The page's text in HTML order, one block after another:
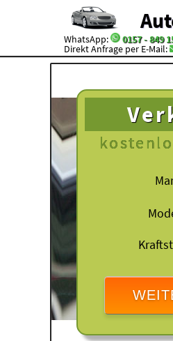
WhatsApp: 0157 - 849
Direkt Anfrage per E-Mail: